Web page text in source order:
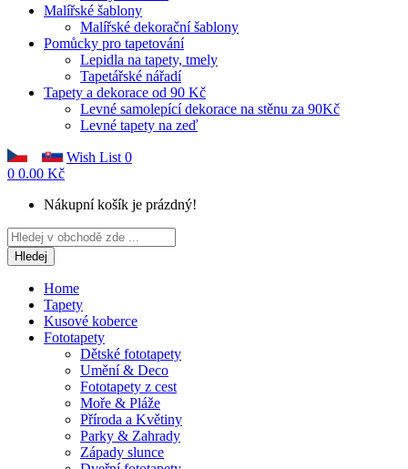
Malířské šablony
Malířské dekorační šablony
Pomůcky pro tapetování
Lepidla na tapety, tmely
Tapetářské nářadí
Tapety a dekorace od 90 Kč
Levné samolepící dekorace na stěnu za 90Kč
Levné tapety na zeď
Wish List 0
0 0.00 Kč
Nákupní košík je prázdný!
Hledej
Home
Tapety
Kusové koberce
Fototapety
Dětské fototapety
Umění & Deco
Fototapety z cest
Moře & Pláže
Příroda a Květiny
Parky & Zahrady
Západy slunce